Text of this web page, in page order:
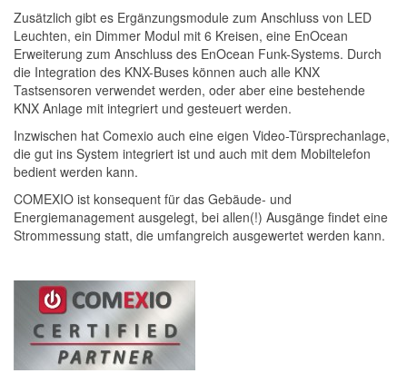
Zusätzlich gibt es Ergänzungsmodule zum Anschluss von LED
Leuchten, ein Dimmer Modul mit 6 Kreisen, eine EnOcean
Erweiterung zum Anschluss des EnOcean Funk-Systems. Durch
die Integration des KNX-Buses können auch alle KNX
Tastsensoren verwendet werden, oder aber eine bestehende
KNX Anlage mit integriert und gesteuert werden.
Inzwischen hat Comexio auch eine eigen Video-Türsprechanlage,
die gut ins System integriert ist und auch mit dem Mobiltelefon
bedient werden kann.
COMEXIO ist konsequent für das Gebäude- und
Energiemanagement ausgelegt, bei allen(!) Ausgänge findet eine
Strommessung statt, die umfangreich ausgewertet werden kann.